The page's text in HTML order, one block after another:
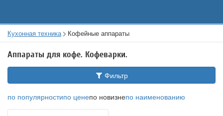
Кухонная техника Кофейные аппараты
Аппараты для кофе. Кофеварки.
Фильтр
по популярностипо ценепо новизнепо наименованию